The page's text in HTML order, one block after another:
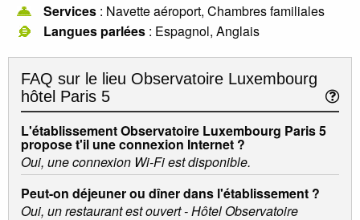
Services : Navette aéroport, Chambres familiales
Langues parlées : Espagnol, Anglais
FAQ sur le lieu Observatoire Luxembourg
hôtel Paris 5
L'établissement Observatoire Luxembourg Paris 5
propose t'il une connexion Internet ?
Oui, une connexion Wi-Fi est disponible.
Peut-on déjeuner ou dîner dans l'établissement ?
Oui, un restaurant est ouvert - Hôtel Observatoire